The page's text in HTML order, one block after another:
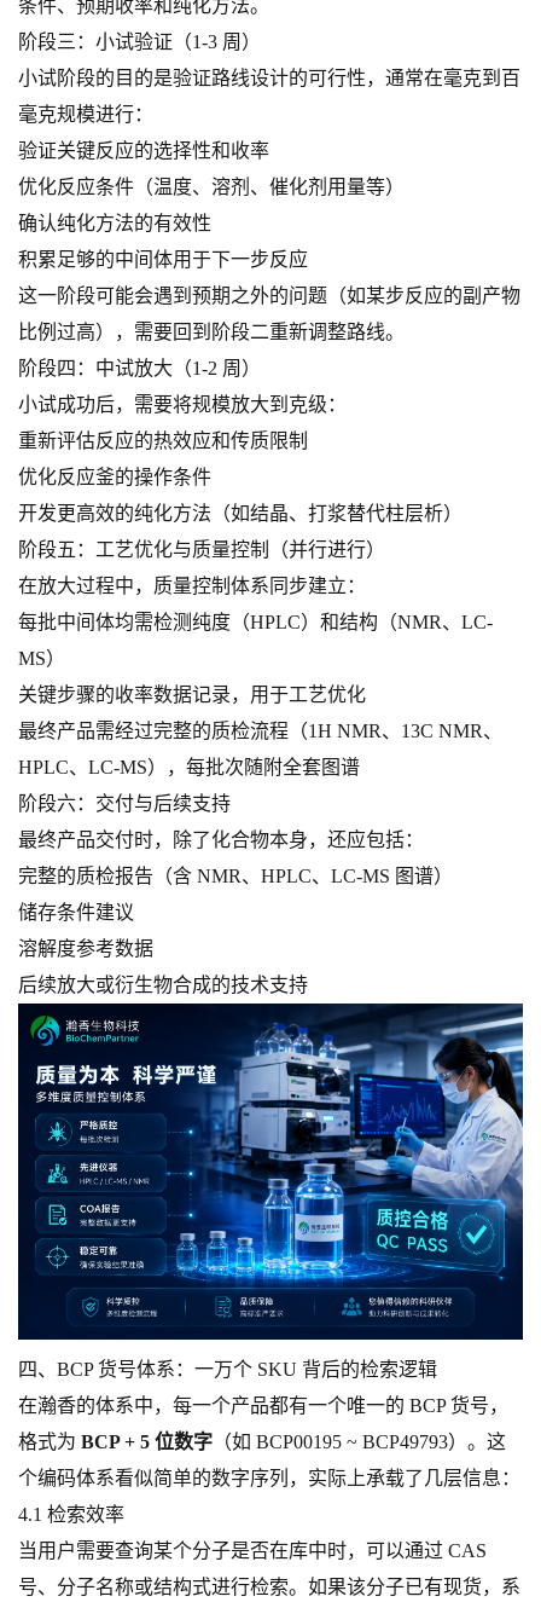
条件、预期收率和纯化方法。
阶段三：小试验证（1-3 周）
小试阶段的目的是验证路线设计的可行性，通常在毫克到百
毫克规模进行：
验证关键反应的选择性和收率
优化反应条件（温度、溶剂、催化剂用量等）
确认纯化方法的有效性
积累足够的中间体用于下一步反应
这一阶段可能会遇到预期之外的问题（如某步反应的副产物
比例过高），需要回到阶段二重新调整路线。
阶段四：中试放大（1-2 周）
小试成功后，需要将规模放大到克级：
重新评估反应的热效应和传质限制
优化反应釜的操作条件
开发更高效的纯化方法（如结晶、打浆替代柱层析）
阶段五：工艺优化与质量控制（并行进行）
在放大过程中，质量控制体系同步建立：
每批中间体均需检测纯度（HPLC）和结构（NMR、LC-
MS）
关键步骤的收率数据记录，用于工艺优化
最终产品需经过完整的质检流程（1H NMR、13C NMR、
HPLC、LC-MS），每批次随附全套图谱
阶段六：交付与后续支持
最终产品交付时，除了化合物本身，还应包括：
完整的质检报告（含 NMR、HPLC、LC-MS 图谱）
储存条件建议
溶解度参考数据
后续放大或衍生物合成的技术支持
四、BCP 货号体系：一万个 SKU 背后的检索逻辑
在瀚香的体系中，每一个产品都有一个唯一的 BCP 货号，
格式为 BCP + 5 位数字 （如 BCP00195 ~ BCP49793）。这
个编码体系看似简单的数字序列，实际上承载了几层信息：
4.1 检索效率
当用户需要查询某个分子是否在库中时，可以通过 CAS
号、分子名称或结构式进行检索。如果该分子已有现货，系